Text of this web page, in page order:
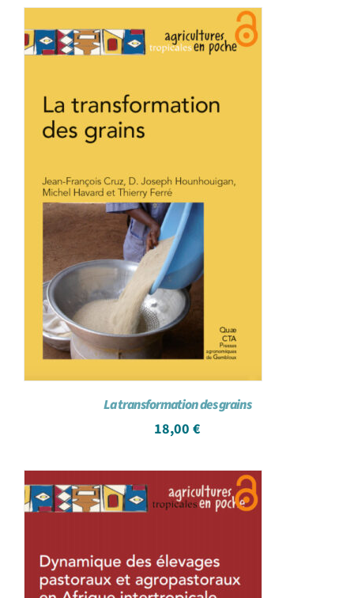
La transformation des grains
18,00 €